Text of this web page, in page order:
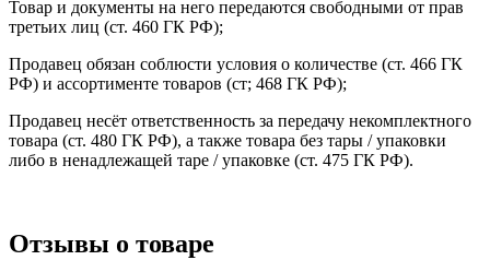
Товар и документы на него передаются свободными от прав
третьих лиц (ст. 460 ГК РФ);
Продавец обязан соблюсти условия о количестве (ст. 466 ГК
РФ) и ассортименте товаров (ст; 468 ГК РФ);
Продавец несёт ответственность за передачу некомплектного
товара (ст. 480 ГК РФ), а также товара без тары / упаковки
либо в ненадлежащей таре / упаковке (ст. 475 ГК РФ).
Отзывы о товаре